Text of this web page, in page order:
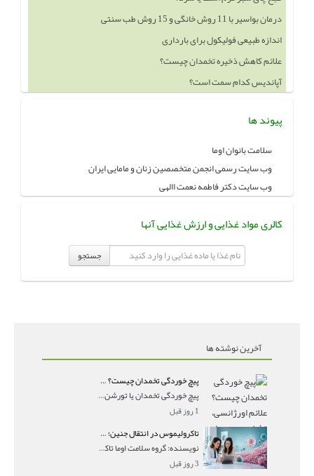
درمان بواسیر با 11 روش خانگی و 15 روش طب سنتی
اندازه طبیعی فولیکول برای بارداری
علائم کاهش ذخیره تخمدان چیست؟
آپاندیس کدام سمت است؟
پیوند ها
سلامت بانوان اوما
وب سایت رسمی انجمن متخصصین زنان و مامایی ایران
وب سایت دکتر فاطمه نعمت االهی
کالری مواد غذایی و ارزش غذایی آنها
جستجو
آخرین نوشته ها
پیچ خوردگی تخمدان چیست؟ علائم اورژانسی، تشخیص و درمان تورشن تخمدان
پیچ خوردگی تخمدان یا تورشن تخمدان زمانی رخ می‌ده
1 روز قبل
تاکرولیموس در انتقال جنین؛ آیا شانس لانه‌گزینی را افزایش می‌دهد؟
نویسنده: گروه سلامت اوما تاکرولیموس در انتقال جنین
3 روز قبل